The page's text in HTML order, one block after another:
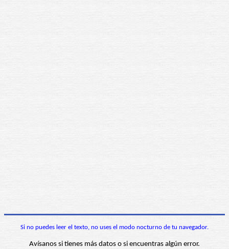
Si no puedes leer el texto, no uses el modo nocturno de tu navegador.
Avísanos si tienes más datos o si encuentras algún error.